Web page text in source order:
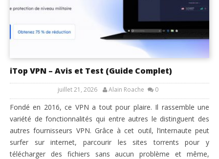
iTop VPN – Avis et Test (Guide Complet)
juillet 21, 2026 Alain Roache 0
Fondé en 2016, ce VPN a tout pour plaire. Il rassemble une
variété de fonctionnalités qui entre autres le distinguent des
autres fournisseurs VPN. Grâce à cet outil, l’internaute peut
surfer sur internet, parcourir les sites torrents pour y
télécharger des fichiers sans aucun problème et même,